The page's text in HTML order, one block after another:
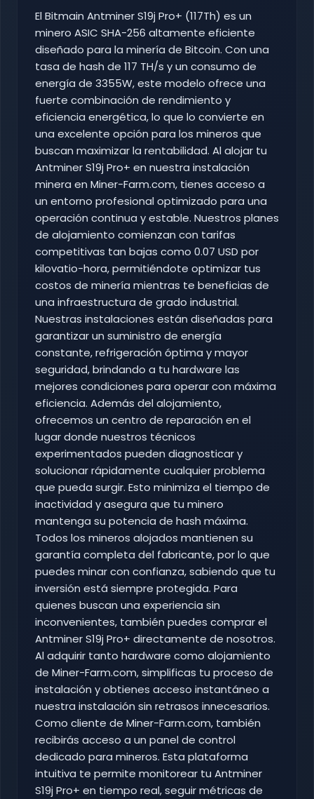
El Bitmain Antminer S19j Pro+ (117Th) es un
minero ASIC SHA-256 altamente eficiente
diseñado para la minería de Bitcoin. Con una
tasa de hash de 117 TH/s y un consumo de
energía de 3355W, este modelo ofrece una
fuerte combinación de rendimiento y
eficiencia energética, lo que lo convierte en
una excelente opción para los mineros que
buscan maximizar la rentabilidad. Al alojar tu
Antminer S19j Pro+ en nuestra instalación
minera en Miner-Farm.com, tienes acceso a
un entorno profesional optimizado para una
operación continua y estable. Nuestros planes
de alojamiento comienzan con tarifas
competitivas tan bajas como 0.07 USD por
kilovatio-hora, permitiéndote optimizar tus
costos de minería mientras te beneficias de
una infraestructura de grado industrial.
Nuestras instalaciones están diseñadas para
garantizar un suministro de energía
constante, refrigeración óptima y mayor
seguridad, brindando a tu hardware las
mejores condiciones para operar con máxima
eficiencia. Además del alojamiento,
ofrecemos un centro de reparación en el
lugar donde nuestros técnicos
experimentados pueden diagnosticar y
solucionar rápidamente cualquier problema
que pueda surgir. Esto minimiza el tiempo de
inactividad y asegura que tu minero
mantenga su potencia de hash máxima.
Todos los mineros alojados mantienen su
garantía completa del fabricante, por lo que
puedes minar con confianza, sabiendo que tu
inversión está siempre protegida. Para
quienes buscan una experiencia sin
inconvenientes, también puedes comprar el
Antminer S19j Pro+ directamente de nosotros.
Al adquirir tanto hardware como alojamiento
de Miner-Farm.com, simplificas tu proceso de
instalación y obtienes acceso instantáneo a
nuestra instalación sin retrasos innecesarios.
Como cliente de Miner-Farm.com, también
recibirás acceso a un panel de control
dedicado para mineros. Esta plataforma
intuitiva te permite monitorear tu Antminer
S19j Pro+ en tiempo real, seguir métricas de